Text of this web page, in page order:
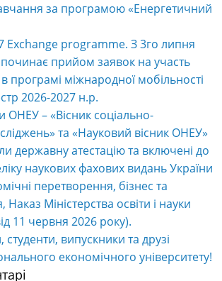
за програмою «Енергетичний
Exchange programme. З 3го липня
прийом заявок на участь
програмі міжнародної мобільності
2026-2027 н.р.
ОНЕУ – «Вісник соціально-
та «Науковий вісник ОНЕУ»
державну атестацію та включені до
наукових фахових видань України
перетворення, бізнес та
Наказ Міністерства освіти і науки
11 червня 2026 року).
випускники та друзі
економічного університету!